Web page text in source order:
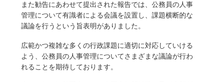
また勧告にあわせて提出された報告では、公務員の人事
管理について有識者による会議を設置し、課題横断的な
議論を行うという旨表明がありました。
広範かつ複雑な多くの行政課題に適切に対応していける
よう、公務員の人事管理についてさまざまな議論が行わ
れることを期待しております。